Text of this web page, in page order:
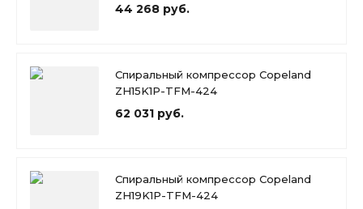
44 268 руб.
Спиральный компрессор Copeland
ZH15K1P-TFM-424
62 031 руб.
Спиральный компрессор Copeland
ZH19K1P-TFM-424